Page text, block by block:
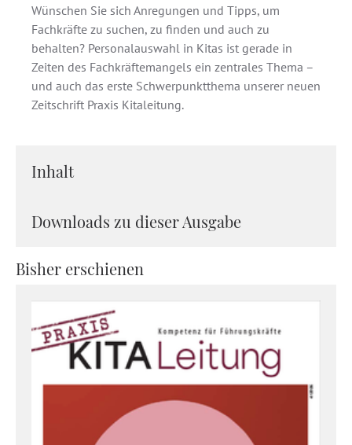
Wünschen Sie sich Anregungen und Tipps, um
Fachkräfte zu suchen, zu finden und auch zu
behalten? Personalauswahl in Kitas ist gerade in
Zeiten des Fachkräftemangels ein zentrales Thema –
und auch das erste Schwerpunktthema unserer neuen
Zeitschrift Praxis Kitaleitung.
Inhalt
Downloads zu dieser Ausgabe
Bisher erschienen